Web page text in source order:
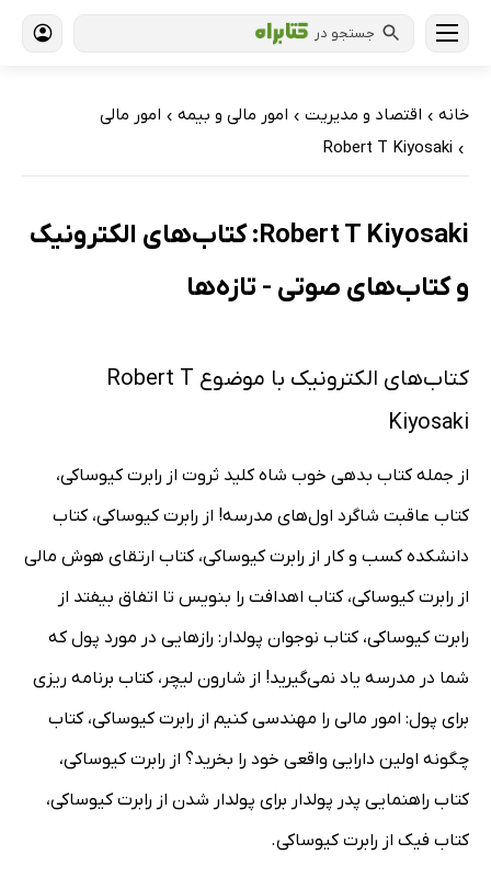
جستجو در
خانه › اقتصاد و مدیریت › امور مالی و بیمه › امور مالی
›
Robert T Kiyosaki
Robert T Kiyosaki: کتاب‌های الکترونیک
و کتاب‌های صوتی - تازه‌ها
کتاب‌های الکترونیک با موضوع Robert T
Kiyosaki
از جمله کتاب بدهی خوب شاه کلید ثروت از رابرت کیوساکی،
کتاب عاقبت شاگرد اول‌های مدرسه! از رابرت کیوساکی، کتاب
دانشکده کسب و کار از رابرت کیوساکی، کتاب ارتقای هوش مالی
از رابرت کیوساکی، کتاب اهدافت را بنویس تا اتفاق بیفتد از
رابرت کیوساکی، کتاب نوجوان پولدار: رازهایی در مورد پول که
شما در مدرسه یاد نمی‌گیرید! از شارون لیچر، کتاب برنامه ریزی
برای پول: امور مالی را مهندسی کنیم از رابرت کیوساکی، کتاب
چگونه اولین دارایی واقعی خود را بخرید؟ از رابرت کیوساکی،
کتاب راهنمایی پدر پولدار برای پولدار شدن از رابرت کیوساکی،
کتاب فیک از رابرت کیوساکی.